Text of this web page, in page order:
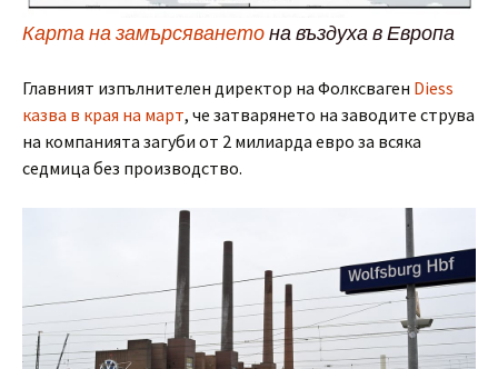
Карта на замърсяванетона въздуха в Европа
Главният изпълнителен директор на Фолксваген Diess
казва в края на март, че затварянето на заводите струва
на компанията загуби от 2 милиарда евро за всяка
седмица без производство.